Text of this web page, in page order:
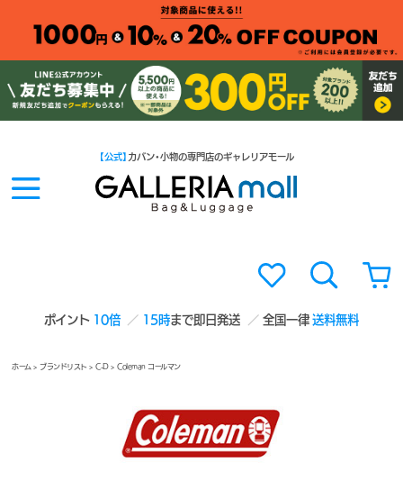
ポイント 10倍 15時まで即日発送 全国一律送料無料
【公式】 カバン・小物の専門店のギャレリアモール
ホーム >ブランドリスト >C-D> Coleman コールマン